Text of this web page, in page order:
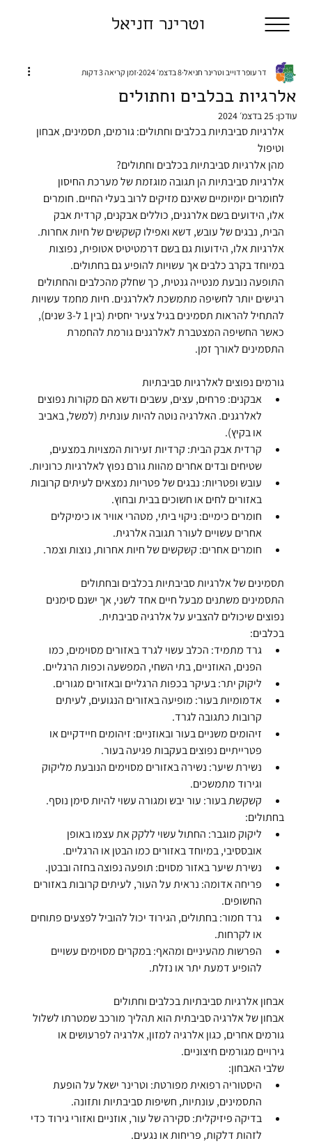
וטרינר חניאל
אלרגיות בכלבים וחתולים
דר עופר דוייב וטרינר חניאל 8 בדצמ׳ 2024 זמן קריאה 3 דקות
עודכן:25 בדצמ׳ 2024
אלרגיות סביבתיות בכלבים וחתולים: גורמים, תסמינים, אבחון
וטיפול
מהן אלרגיות סביבתיות בכלבים וחתולים?
אלרגיות סביבתיות הן תגובה מוגזמת של מערכת החיסון
לחומרים יומיומיים שאינם מזיקים לרוב בעלי החיים. חומרים
אלו, הידועים בשם אלרגנים, כוללים אבקנים, קרדית אבק
הבית, נבגים של עובש, דשא ואפילו קשקשים של חיות אחרות.
אלרגיות אלו, הידועות גם בשם דרמטיטיס אטופית, נפוצות
במיוחד בקרב כלבים אך עשויות להופיע גם בחתולים.
התופעה נובעת מנטייה גנטית, כך שחלק מהכלבים והחתולים
רגישים יותר לחשיפה מתמשכת לאלרגנים. חיות מחמד עשויות
להתחיל להראות תסמינים בגיל צעיר יחסית (בין 1 ל-3 שנים),
כאשר החשיפה המצטברת לאלרגנים גורמת להחמרת
התסמינים לאורך זמן.
גורמים נפוצים לאלרגיות סביבתיות
אבקנים: פרחים, עצים, עשבים ודשא הם מקורות נפוצים
לאלרגנים. האלרגיה נוטה להיות עונתית (למשל, באביב
או בקיץ).
קרדית אבק הבית: קרדיות זעירות המצויות במצעים,
שטיחים ובדים אחרים מהוות גורם נפוץ לאלרגיות כרוניות.
עובש ופטריות: נבגים של פטריות נמצאים לעיתים קרובות
באזורים לחים או חשוכים בבית ובחוץ.
חומרים כימיים: ניקוי ביתי, מטהרי אוויר או כימיקלים
אחרים עשויים לעורר תגובה אלרגית.
חומרים אחרים: קשקשים של חיות אחרות, נוצות וצמר.
תסמינים של אלרגיות סביבתיות בכלבים ובחתולים
התסמינים משתנים מבעל חיים אחד לשני, אך ישנם סימנים
נפוצים שיכולים להצביע על אלרגיה סביבתית.
בכלבים:
גרד מתמיד: הכלב עשוי לגרד באזורים מסוימים, כמו
הפנים, האוזניים, בתי השחי, המפשעה וכפות הרגליים.
ליקוק יתר: בעיקר בכפות הרגליים ובאזורים מגורים.
אדמומיות בעור: מופיעה באזורים הנגועים, לעיתים
קרובות כתגובה לגרד.
זיהומים משניים בעור ובאוזניים: זיהומים חיידקיים או
פטרייתיים נפוצים בעקבות פגיעה בעור.
נשירת שיער: נשירה באזורים מסוימים הנובעת מליקוק
וגירוד מתמשכים.
קשקשת בעור: עור יבש ומגורה עשוי להיות סימן נוסף.
בחתולים:
ליקוק מוגבר: החתול עשוי ללקק את עצמו באופן
אובססיבי, במיוחד באזורים כמו הבטן או הרגליים.
נשירת שיער באזור מסוים: תופעה נפוצה בחזה ובבטן.
פריחה אדומה: נראית על העור, לעיתים קרובות באזורים
החשופים.
גרד חמור: בחתולים, הגירוד יכול להוביל לפצעים פתוחים
או לקרחות.
הפרשות מהעיניים ומהאף: במקרים מסוימים עשויים
להופיע דמעת יתר או נזלת.
אבחון אלרגיות סביבתיות בכלבים וחתולים
אבחון של אלרגיה סביבתית הוא תהליך מורכב שמטרתו לשלול
גורמים אחרים, כגון אלרגיה למזון, אלרגיה לפרעושים או
גירויים מגורמים חיצוניים.
שלבי האבחון:
היסטוריה רפואית מפורטת: וטרינר ישאל על הופעת
התסמינים, עונתיות, חשיפות סביבתיות ותזונה.
בדיקה פיזיקלית: סקירה של עור, אוזניים ואזורי גירוד כדי
לזהות דלקות, פריחות או נגעים.